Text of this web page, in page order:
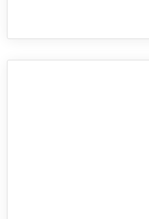
versatile, profumato e
apprezzato per la sua